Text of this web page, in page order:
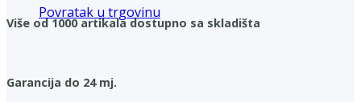
Povratak u trgovinu
Više od 1000 artikala dostupno sa skladišta
Garancija do 24 mj.